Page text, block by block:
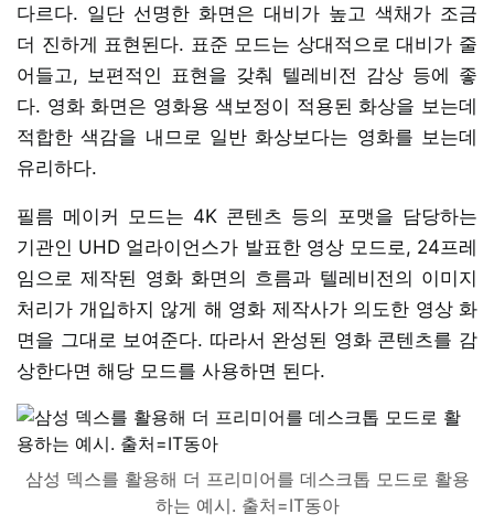
다르다. 일단 선명한 화면은 대비가 높고 색채가 조금
더 진하게 표현된다. 표준 모드는 상대적으로 대비가 줄
어들고, 보편적인 표현을 갖춰 텔레비전 감상 등에 좋
다. 영화 화면은 영화용 색보정이 적용된 화상을 보는데
적합한 색감을 내므로 일반 화상보다는 영화를 보는데
유리하다.
필름 메이커 모드는 4K 콘텐츠 등의 포맷을 담당하는
기관인 UHD 얼라이언스가 발표한 영상 모드로, 24프레
임으로 제작된 영화 화면의 흐름과 텔레비전의 이미지
처리가 개입하지 않게 해 영화 제작사가 의도한 영상 화
면을 그대로 보여준다. 따라서 완성된 영화 콘텐츠를 감
상한다면 해당 모드를 사용하면 된다.
삼성 덱스를 활용해 더 프리미어를 데스크톱 모드로 활용
하는 예시. 출처=IT동아